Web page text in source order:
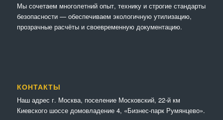
Мы сочетaем многолетний опыт, технику и строгие стандарты
безопасности — обеспечиваем экологичную утилизацию,
прозрачные расчёты и своевременную документацию.
КОНТАКТЫ
Наш адрес г. Москва, поселение Московский, 22-й км
Киевского шоссе домовладение 4, «Бизнес-парк Румянцево».